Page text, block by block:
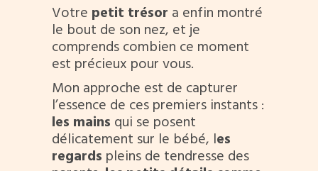
Votrepetit trésora enfin montré
le bout de son nez, et je
comprends combien ce moment
est précieux pour vous.
Mon approche est de capturer
l’essence de ces premiers instants :
les mainsqui se posent
délicatement sur le bébé, les
regardspleins de tendresse des